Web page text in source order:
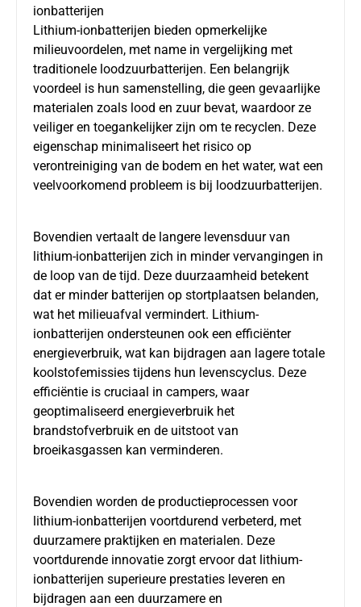
ionbatterijen
Lithium-ionbatterijen bieden opmerkelijke
milieuvoordelen, met name in vergelijking met
traditionele loodzuurbatterijen. Een belangrijk
voordeel is hun samenstelling, die geen gevaarlijke
materialen zoals lood en zuur bevat, waardoor ze
veiliger en toegankelijker zijn om te recyclen. Deze
eigenschap minimaliseert het risico op
verontreiniging van de bodem en het water, wat een
veelvoorkomend probleem is bij loodzuurbatterijen.
Bovendien vertaalt de langere levensduur van
lithium-ionbatterijen zich in minder vervangingen in
de loop van de tijd. Deze duurzaamheid betekent
dat er minder batterijen op stortplaatsen belanden,
wat het milieuafval vermindert. Lithium-
ionbatterijen ondersteunen ook een efficiënter
energieverbruik, wat kan bijdragen aan lagere totale
koolstofemissies tijdens hun levenscyclus. Deze
efficiëntie is cruciaal in campers, waar
geoptimaliseerd energieverbruik het
brandstofverbruik en de uitstoot van
broeikasgassen kan verminderen.
Bovendien worden de productieprocessen voor
lithium-ionbatterijen voortdurend verbeterd, met
duurzamere praktijken en materialen. Deze
voortdurende innovatie zorgt ervoor dat lithium-
ionbatterijen superieure prestaties leveren en
bijdragen aan een duurzamere en